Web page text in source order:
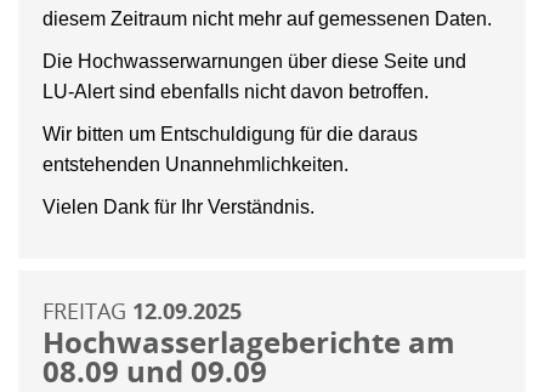
diesem Zeitraum nicht mehr auf gemessenen Daten.
Die Hochwasserwarnungen über diese Seite und
LU-Alert sind ebenfalls nicht davon betroffen.
Wir bitten um Entschuldigung für die daraus
entstehenden Unannehmlichkeiten.
Vielen Dank für Ihr Verständnis.
FREITAG 12.09.2025
Hochwasserlageberichte am
08.09 und 09.09